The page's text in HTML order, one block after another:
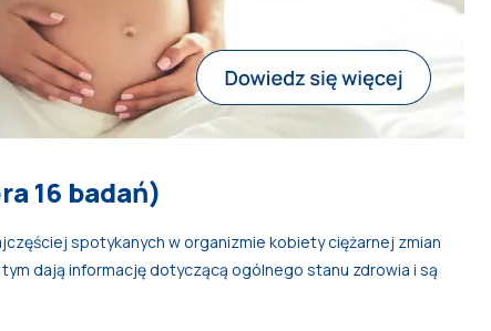
16 badań)
spotykanych w organizmie kobiety ciężarnej zmian
dają informację dotyczącą ogólnego stanu zdrowia i są